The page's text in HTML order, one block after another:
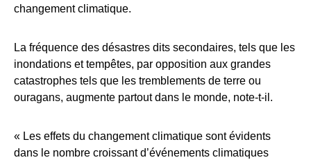
changement climatique.
La fréquence des désastres dits secondaires, tels que les
inondations et tempêtes, par opposition aux grandes
catastrophes tels que les tremblements de terre ou
ouragans, augmente partout dans le monde, note-t-il.
« Les effets du changement climatique sont évidents
dans le nombre croissant d’événements climatiques